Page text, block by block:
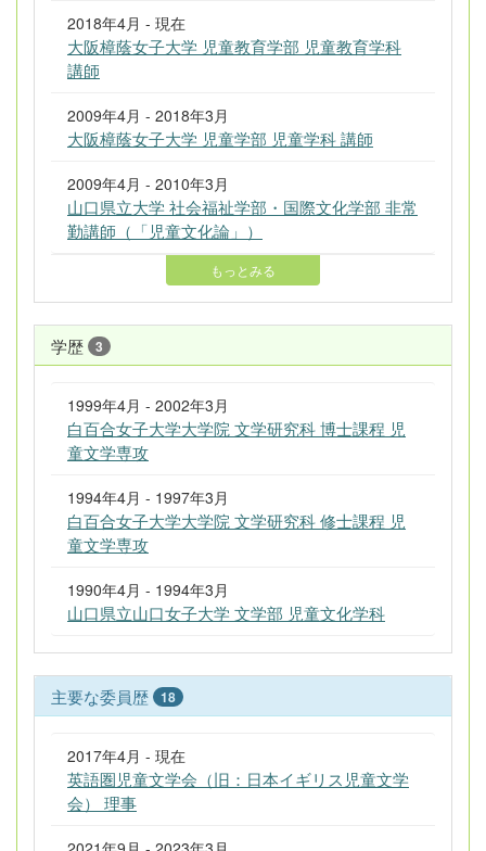
2018年4月 - 現在
大阪樟蔭女子大学 児童教育学部 児童教育学科
講師
2009年4月 - 2018年3月
大阪樟蔭女子大学 児童学部 児童学科 講師
2009年4月 - 2010年3月
山口県立大学 社会福祉学部・国際文化学部 非常
勤講師（「児童文化論」）
もっとみる
学歴 3
1999年4月 - 2002年3月
白百合女子大学大学院 文学研究科 博士課程 児
童文学専攻
1994年4月 - 1997年3月
白百合女子大学大学院 文学研究科 修士課程 児
童文学専攻
1990年4月 - 1994年3月
山口県立山口女子大学 文学部 児童文化学科
主要な委員歴 18
2017年4月 - 現在
英語圏児童文学会（旧：日本イギリス児童文学
会） 理事